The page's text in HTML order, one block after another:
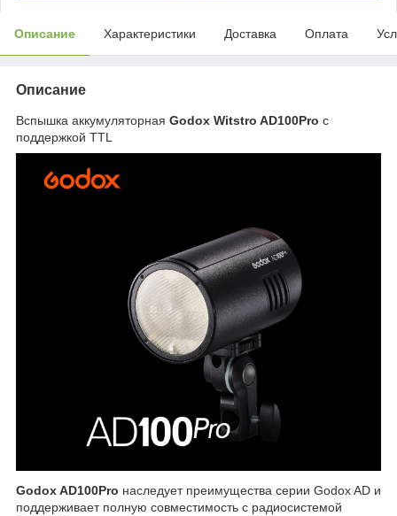
Описание Характеристики Доставка Оплата
Описание
Вспышка аккумуляторная Godox Witstro AD100Pro с
поддержкой TTL
Godox AD100Pro наследует преимущества серии Godox AD и
поддерживает полную совместимость с радиосистемой